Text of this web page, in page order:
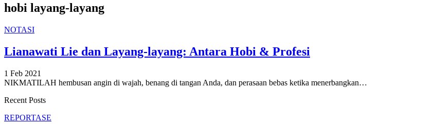
hobi layang-layang
NOTASI
Lianawati Lie dan Layang-layang: Antara Hobi & Profesi
1 Feb 2021
NIKMATILAH hembusan angin di wajah, benang di tangan Anda, dan perasaan bebas ketika menerbangkan…
Recent Posts
REPORTASE